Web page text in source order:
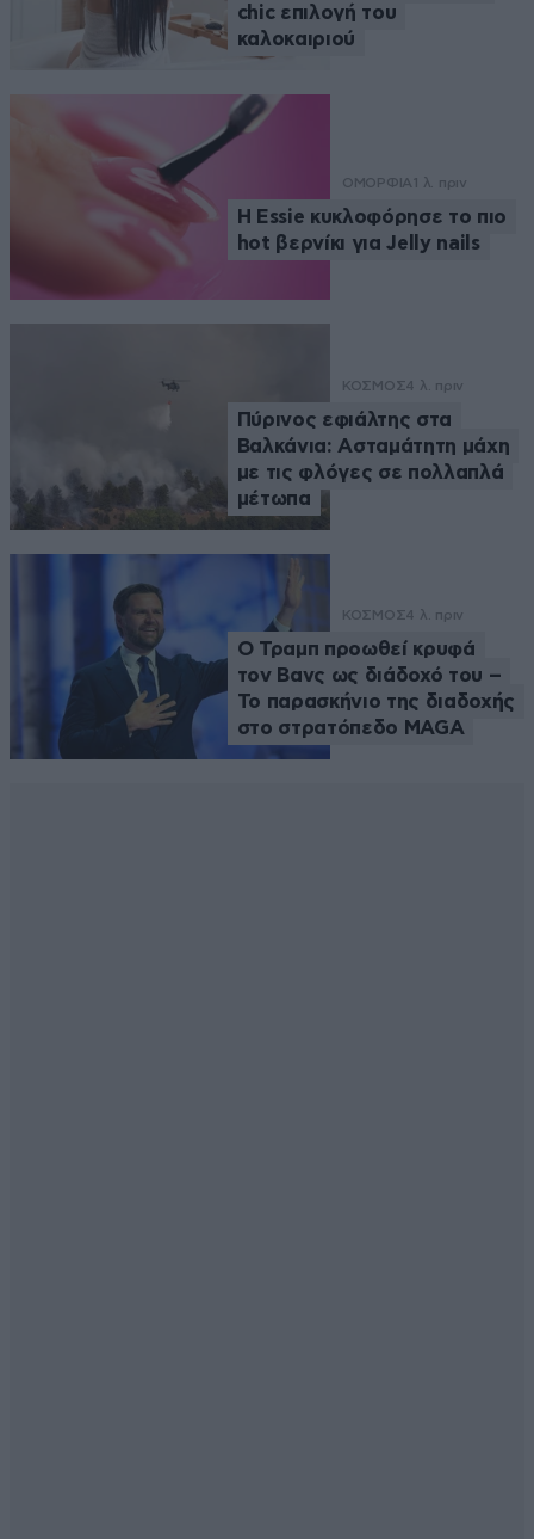
chic επιλογή του
καλοκαιριού
ΟΜΟΡΦΙΑ 1 λ. πριν
Η Essie κυκλοφόρησε το πιο
hot βερνίκι για Jelly nails
ΚΟΣΜΟΣ4 λ. πριν
Πύρινος εφιάλτης στα
Βαλκάνια: Ασταμάτητη μάχη
με τις φλόγες σε πολλαπλά
μέτωπα
ΚΟΣΜΟΣ4 λ. πριν
Ο Τραμπ προωθεί κρυφά
τον Βανς ως διάδοχό του –
Το παρασκήνιο της διαδοχής
στο στρατόπεδο MAGA